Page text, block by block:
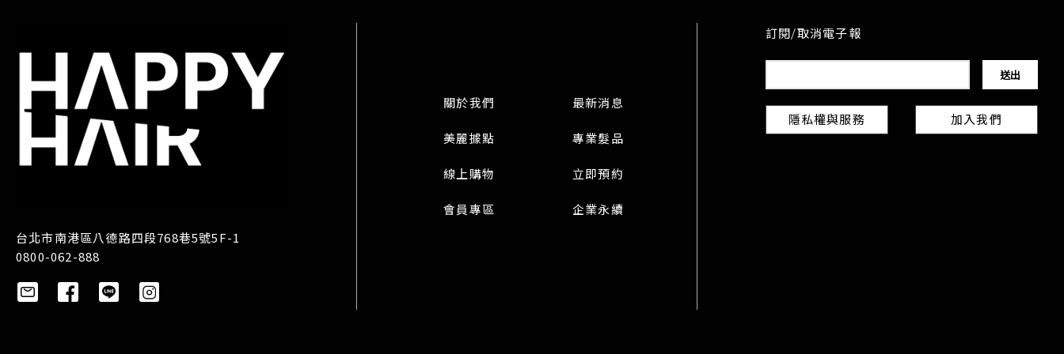
台北市南港區八德路四段768巷5號5F-1
0800-062-888
關於我們 最新消息
美麗據點 專業髮品
線上購物 立即預約
會員專區 企業永續
訂閱/取消電子報
隱私權與服務 加入我們